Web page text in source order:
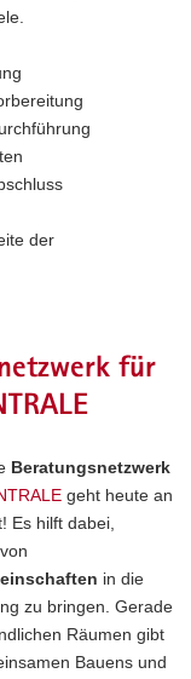
der
für
Beratungsnetzwerk
geht heute an
Es hilft dabei,
in die
zu bringen. Gerade
Räumen gibt
Bauens und